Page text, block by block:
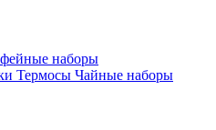
наборы
Термосы Чайные наборы